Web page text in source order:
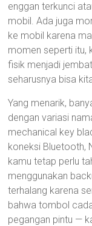
enggan terkunci
mobil. Ada juga
ke mobil karena
momen seperti itu,
fisik menjadi
seharusnya bisa
Yang menarik,
dengan variasi
mechanical key
koneksi Bluetooth,
kamu tetap perlu
menggunakan
terhalang karena
bahwa tombol
pegangan pintu —